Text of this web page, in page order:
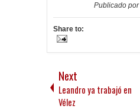
Publicado por
Share to:
Next
Leandro ya trabajó en
Vélez